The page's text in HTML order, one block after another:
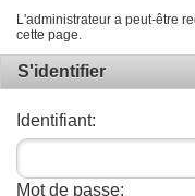
L'administrateur a peut-être
cette page.
S'identifier
Identifiant:
Mot de passe: